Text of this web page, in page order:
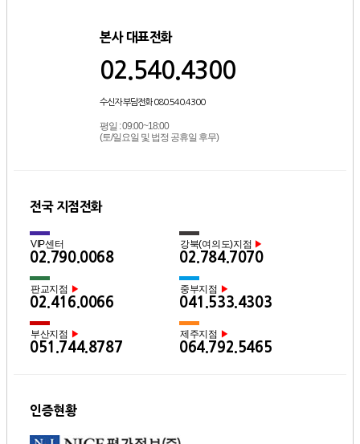
본사 대표전화
02.540.4300
수신자 부담전화 080.540.4300
평일 : 09:00~18:00
(토/일요일 및 법정 공휴일 후무)
전국 지점전화
VIP센터
02.790.0068
강북(여의도)지점 ▶
02.784.7070
판교지점 ▶
02.416.0066
중부지점 ▶
041.533.4303
부산지점 ▶
051.744.8787
제주지점 ▶
064.792.5465
인증현황